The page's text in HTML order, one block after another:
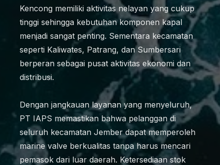
Kencong memiliki aktivitas nelayan yang cukup
tinggi sehingga kebutuhan komponen kapal
menjadi sangat penting. Sementara kecamatan
seperti Kaliwates, Patrang, dan Sumbersari
berperan sebagai pusat aktivitas ekonomi dan
distribusi.
Dengan jangkauan layanan yang menyeluruh,
PT IAPS memastikan bahwa pelanggan di
seluruh kecamatan Jember dapat memperoleh
marine valve berkualitas tanpa harus mencari
pemasok dari luar daerah. Ketersediaan stok